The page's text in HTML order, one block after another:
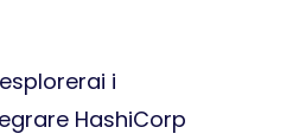
i
HashiCorp